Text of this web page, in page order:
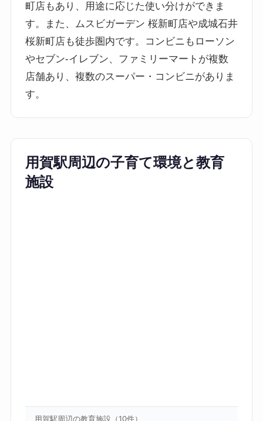
町店もあり、用途に応じた使い分けができま
す。また、ムスビガーデン 桜新町店や成城石井
桜新町店も徒歩圏内です。コンビニもローソン
やセブン-イレブン、ファミリーマートが複数
店舗あり、複数のスーパー・コンビニがありま
す。
用賀駅周辺の子育て環境と教育
施設